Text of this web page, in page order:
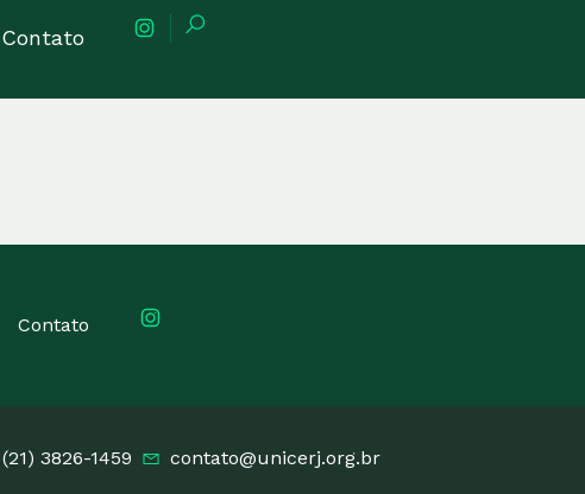
Contato
Contato
(21) 3826-1459 contato@unicerj.org.br